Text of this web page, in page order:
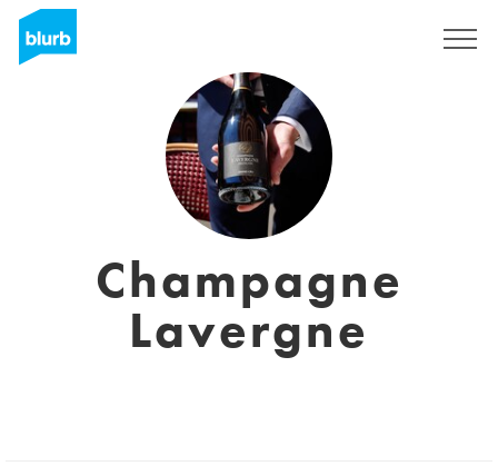
Champagne
Lavergne